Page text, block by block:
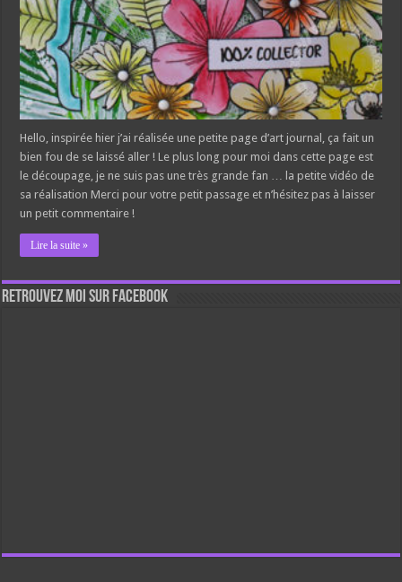
Hello, inspirée hier j’ai réalisée une petite page d’art journal, ça fait un
bien fou de se laissé aller ! Le plus long pour moi dans cette page est
le découpage, je ne suis pas une très grande fan … la petite vidéo de
sa réalisation Merci pour votre petit passage et n’hésitez pas à laisser
un petit commentaire !
Lire la suite »
Retrouvez moi sur Facebook